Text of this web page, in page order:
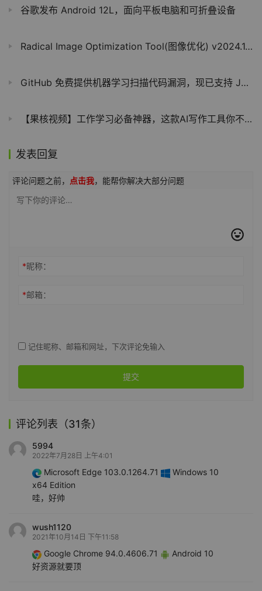
谷歌发布 Android 12L，面向平板电脑和可折叠设备
Radical Image Optimization Tool(图像优化) v2024.1.0 绿色版
GitHub 免费提供机器学习扫描代码漏洞，现已支持 JavaScript / TypeScript
【果核视频】工作学习必备神器，这款AI写作工具你不会不知道吧？
发表回复
评论问题之前， 点击我，能帮你解决大部分问题
*昵称：
*邮箱：
记住昵称、邮箱和网址，下次评论免输入
提交
评论列表（31条）
5994
2022年7月28日 上午4:01
Microsoft Edge 103.0.1264.71
Windows 10
x64 Edition
哇，好帅
wush1120
2021年10月14日 下午11:58
Google Chrome 94.0.4606.71
Android 10
好资源就要顶